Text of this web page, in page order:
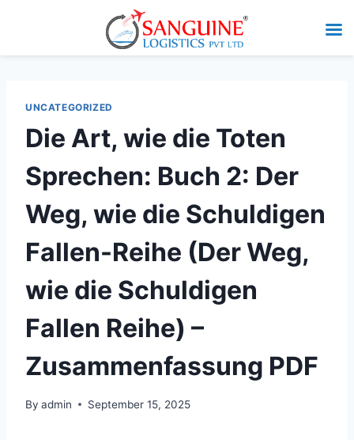
UNCATEGORIZED
Die Art, wie die Toten
Sprechen: Buch 2: Der
Weg, wie die Schuldigen
Fallen-Reihe (Der Weg,
wie die Schuldigen
Fallen Reihe) –
Zusammenfassung PDF
By admin September 15, 2025